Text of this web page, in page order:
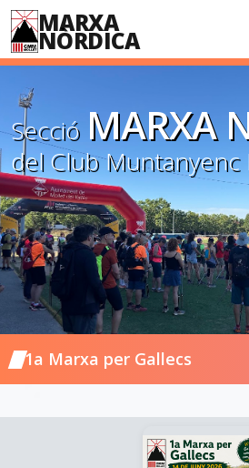
MARXA
NÒRDICA
Secció MARXA
del Club
1a Marxa per Gallecs